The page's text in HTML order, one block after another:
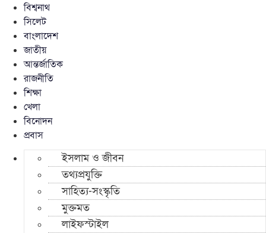
বিশ্বনাথ
সিলেট
বাংলাদেশ
জাতীয়
আন্তর্জাতিক
রাজনীতি
শিক্ষা
খেলা
বিনোদন
প্রবাস
ইসলাম ও জীবন
তথ্যপ্রযুক্তি
সাহিত্য-সংস্কৃতি
মুক্তমত
লাইফস্টাইল